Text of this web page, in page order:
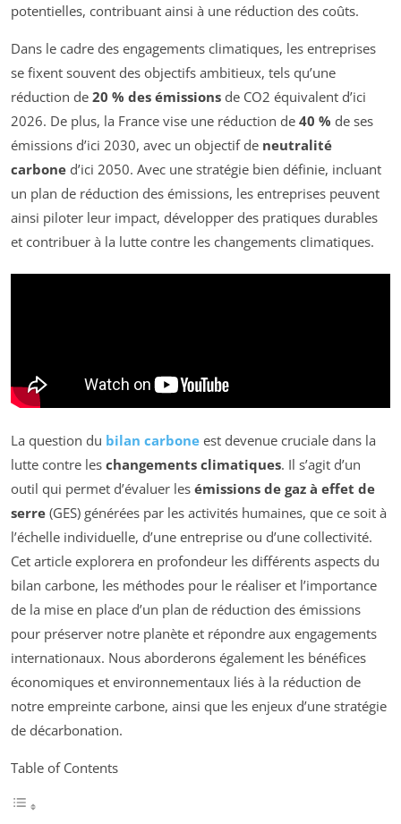
potentielles, contribuant ainsi à une réduction des coûts.
Dans le cadre des engagements climatiques, les entreprises
se fixent souvent des objectifs ambitieux, tels qu’une
réduction de 20 % des émissions de CO2 équivalent d’ici
2026. De plus, la France vise une réduction de 40 % de ses
émissions d’ici 2030, avec un objectif de neutralité
carbone d’ici 2050. Avec une stratégie bien définie, incluant
un plan de réduction des émissions, les entreprises peuvent
ainsi piloter leur impact, développer des pratiques durables
et contribuer à la lutte contre les changements climatiques.
La question du bilan carbone est devenue cruciale dans la
lutte contre les changements climatiques. Il s’agit d’un
outil qui permet d’évaluer les émissions de gaz à effet de
serre (GES) générées par les activités humaines, que ce soit à
l’échelle individuelle, d’une entreprise ou d’une collectivité.
Cet article explorera en profondeur les différents aspects du
bilan carbone, les méthodes pour le réaliser et l’importance
de la mise en place d’un plan de réduction des émissions
pour préserver notre planète et répondre aux engagements
internationaux. Nous aborderons également les bénéfices
économiques et environnementaux liés à la réduction de
notre empreinte carbone, ainsi que les enjeux d’une stratégie
de décarbonation.
Table of Contents